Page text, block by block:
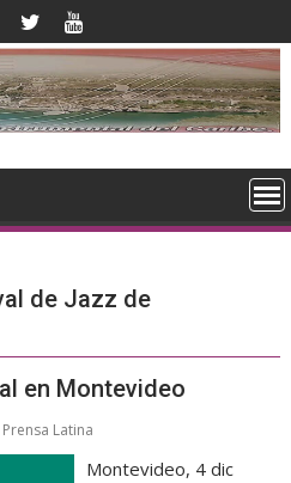
de Jazz de
en Montevideo
Latina
Montevideo, 4 dic